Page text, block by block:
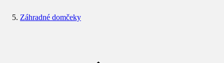
Záhradné domčeky